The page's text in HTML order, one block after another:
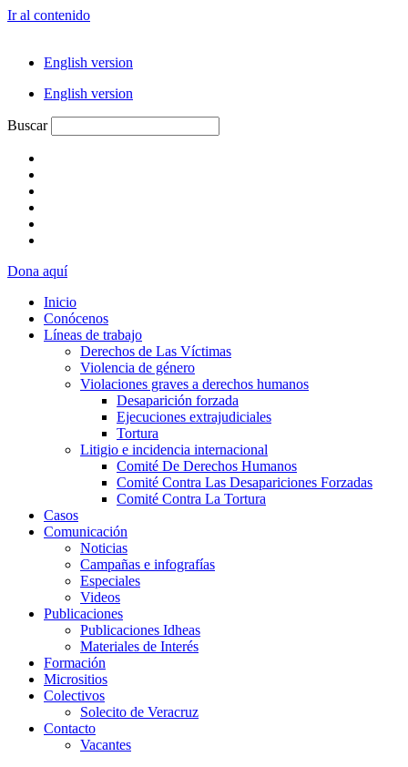
Ir al contenido
English version
English version
Buscar
Dona aquí
Inicio
Conócenos
Líneas de trabajo
Derechos de Las Víctimas
Violencia de género
Violaciones graves a derechos humanos
Desaparición forzada​
Ejecuciones extrajudiciales
Tortura
Litigio e incidencia internacional
Comité De Derechos Humanos​
Comité Contra Las Desapariciones Forzadas
Comité Contra La Tortura​
Casos
Comunicación
Noticias
Campañas e infografías
Especiales
Videos
Publicaciones
Publicaciones Idheas
Materiales de Interés
Formación
Micrositios
Colectivos
Solecito de Veracruz
Contacto
Vacantes